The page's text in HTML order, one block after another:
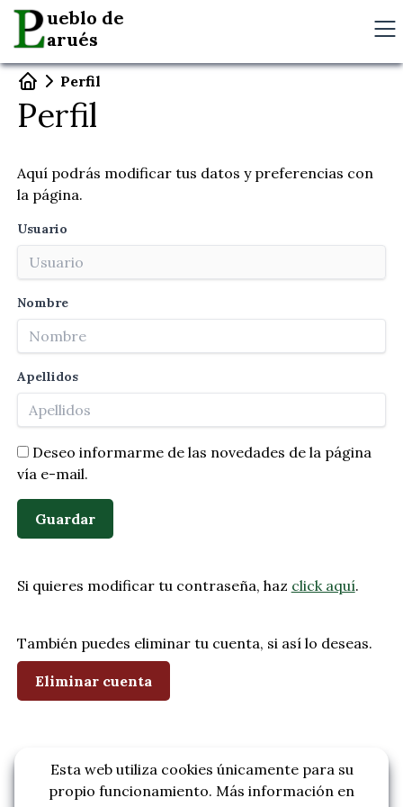
ueblo de
arués
Perfil
Perfil
Aquí podrás modificar tus datos y preferencias con
la página.
Usuario
Nombre
Apellidos
Deseo informarme de las novedades de la página
vía e-mail.
Guardar
Si quieres modificar tu contraseña, haz click aquí.
También puedes eliminar tu cuenta, si así lo deseas.
Eliminar cuenta
Esta web utiliza cookies únicamente para su
propio funcionamiento. Más información en